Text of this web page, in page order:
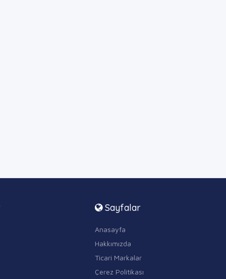
Sayfalar
Anasayfa
Hakkımızda
Ticari Markalar
Çerez Politikası